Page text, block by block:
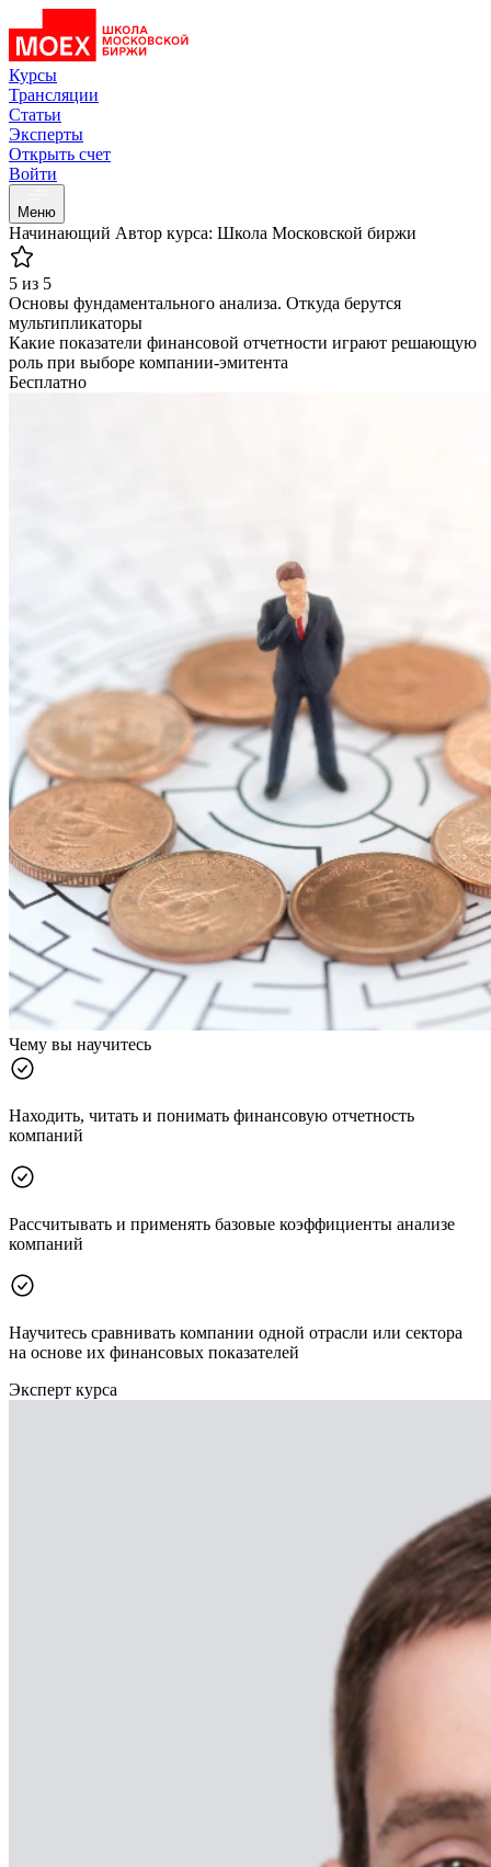
Курсы
Трансляции
Статьи
Эксперты
Открыть счет
Войти
Меню
Начинающий Автор курса: Школа Московской биржи
5 из 5
Основы фундаментального анализа. Откуда берутся
мультипликаторы
Какие показатели финансовой отчетности играют решающую
роль при выборе компании-эмитента
Бесплатно
Чему вы научитесь
Находить, читать и понимать финансовую отчетность
компаний
Рассчитывать и применять базовые коэффициенты анализе
компаний
Научитесь сравнивать компании одной отрасли или сектора
на основе их финансовых показателей
Эксперт курса